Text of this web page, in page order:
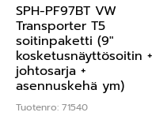
SPH-PF97BT VW
Transporter T5
soitinpaketti (9″
kosketusnäyttösoitin +
johtosarja +
asennuskehä ym)
Tuotenro: 71540